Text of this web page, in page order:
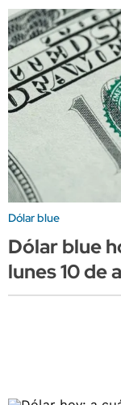
Dólar blue
Dólar blue
lunes 10 de